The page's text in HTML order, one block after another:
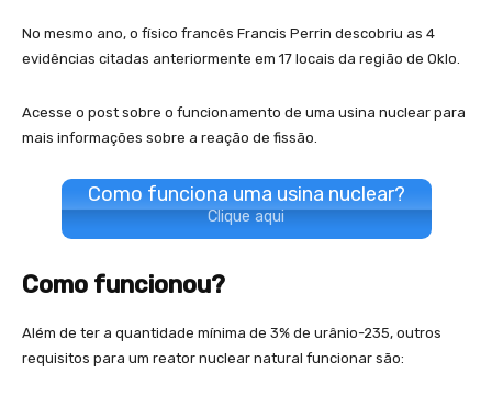
No mesmo ano, o físico francês Francis Perrin descobriu as 4
evidências citadas anteriormente em 17 locais da região de Oklo.
Acesse o post sobre o funcionamento de uma usina nuclear para
mais informações sobre a reação de fissão.
Como funciona uma usina nuclear?
Clique aqui
Como funcionou?
Além de ter a quantidade mínima de 3% de urânio-235, outros
requisitos para um reator nuclear natural funcionar são: